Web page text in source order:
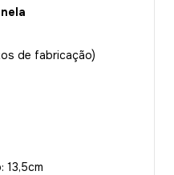
de fabricação)
13,5cm